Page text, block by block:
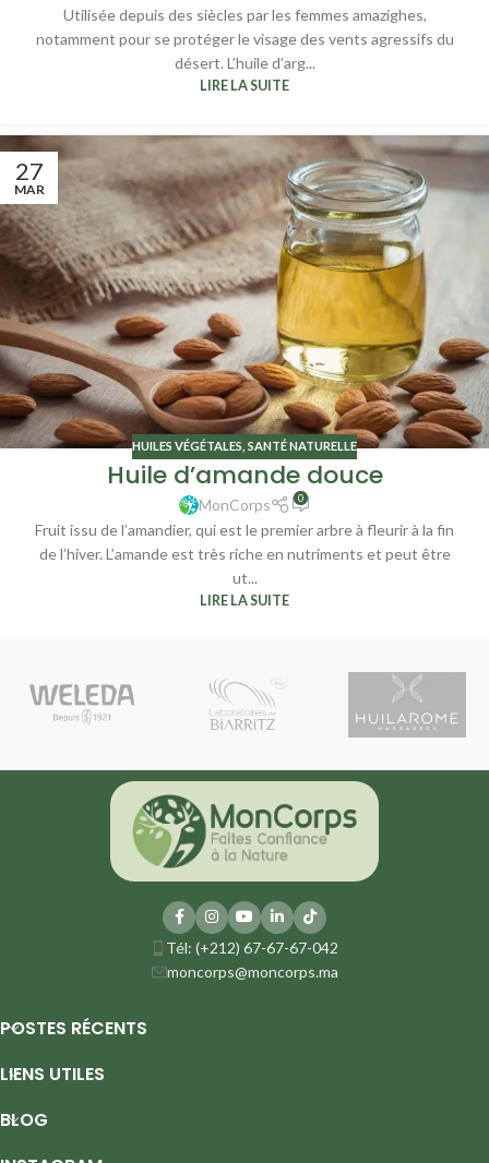
Utilisée depuis des siècles par les femmes amazighes,
notamment pour se protéger le visage des vents agressifs du
désert. L’huile d’arg...
LIRE LA SUITE
27
MAR
HUILES VÉGÉTALES SANTÉ NATURELLE
Huile d’amande douce
MonCorps 0
Fruit issu de l’amandier, qui est le premier arbre à fleurir à la fin
de l’hiver. L’amande est très riche en nutriments et peut être
ut...
LIRE LA SUITE
Tél: (+212) 67-67-67-042
moncorps@moncorps.ma
POSTES RÉCENTS
LIENS UTILES
BLOG